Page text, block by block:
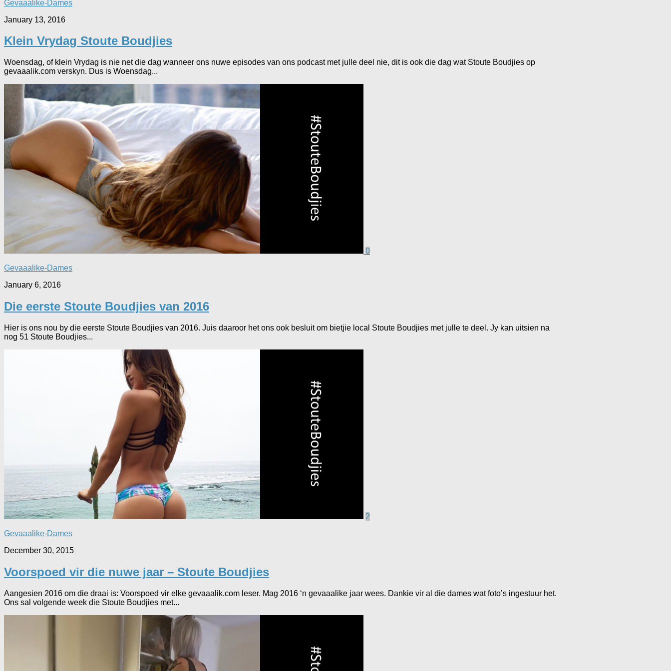
Gevaaalike-Dames
January 13, 2016
Klein Vrydag Stoute Boudjies
Woensdag, of klein Vrydag is nie net die dag wanneer ons nuwe episodes van ons podcast met julle deel nie, dit is ook die dag wat Stoute Boudjies op
gevaaalik.com verskyn. Dus is Woensdag...
0
Gevaaalike-Dames
January 6, 2016
Die eerste Stoute Boudjies van 2016
Hier is ons nou by die eerste Stoute Boudjies van 2016. Juis daaroor het ons ook besluit om bietjie local Stoute Boudjies met julle te deel. Jy kan uitsien na
nog 51 Stoute Boudjies...
2
Gevaaalike-Dames
December 30, 2015
Voorspoed vir die nuwe jaar – Stoute Boudjies
Aangesien 2016 om die draai is: Voorspoed vir elke gevaaalik.com leser. Mag 2016 ‘n gevaaalike jaar wees. Dankie vir al die dames wat foto’s ingestuur het.
Ons sal volgende week die Stoute Boudjies met...